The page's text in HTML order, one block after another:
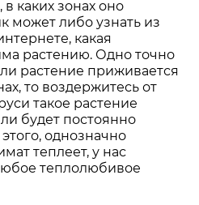
каких зонах оно
может либо узнать из
какая
растению. Одно точно
растение приживается
то воздержитесь от
такое растение
будет постоянно
однозначно
теплеет, у нас
теплолюбивое